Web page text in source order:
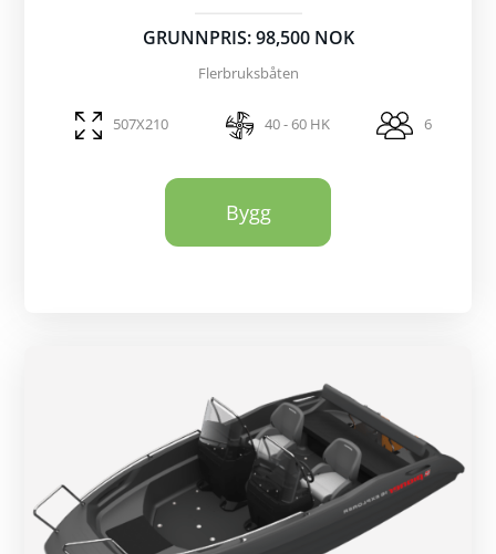
GRUNNPRIS: 98,500 NOK
Flerbruksbåten
507X210 40 - 60 HK 6
Bygg